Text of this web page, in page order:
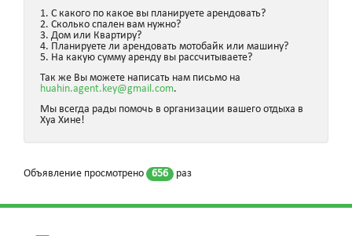
1. С какого по какое вы планируете арендовать?
2. Сколько спален вам нужно?
3. Дом или Квартиру?
4. Планируете ли арендовать мотобайк или машину?
5. На какую сумму аренду вы рассчитываете?
Так же Вы можете написать нам письмо на
huahin.agent.key@gmail.com.
Мы всегда рады помочь в организации вашего отдыха в
Хуа Хине!
Объявление просмотрено 656 раз